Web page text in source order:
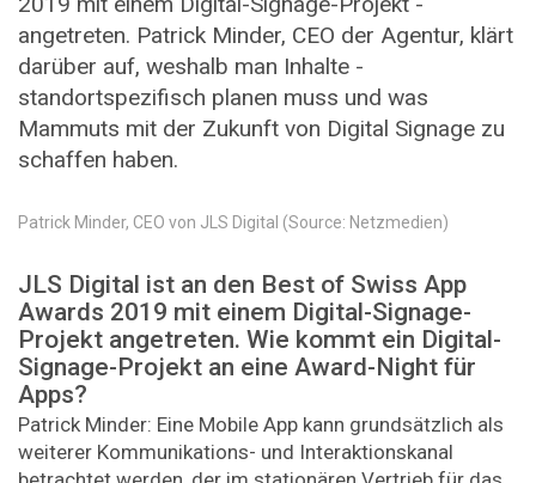
angetreten. Patrick Minder, CEO der Agentur, klärt
darüber auf, weshalb man Inhalte ­
standortspezifisch planen muss und was
Mammuts mit der Zukunft von Digital Signage zu
schaffen ­haben.
Patrick Minder, CEO von JLS Digital (Source: Netzmedien)
JLS Digital ist an den Best of Swiss App
Awards 2019 mit einem Digital-Signage-
Projekt angetreten. Wie kommt ein Digital-
Signage-Projekt an eine Award-Night für
Apps?
Patrick Minder: Eine Mobile App kann grundsätzlich als
weiterer Kommunikations- und Interaktionskanal